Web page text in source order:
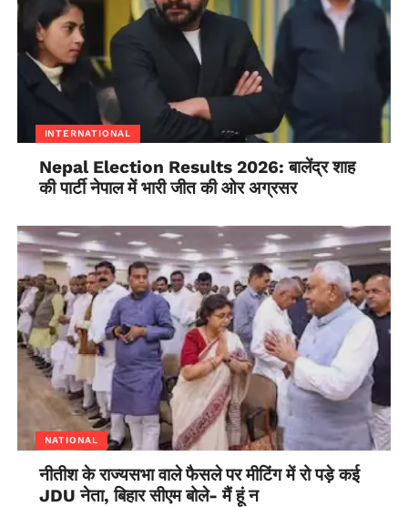
INTERNATIONAL
Nepal Election Results 2026: बालेंद्र शाह
की पार्टी नेपाल में भारी जीत की ओर अग्रसर
NATIONAL
नीतीश के राज्यसभा वाले फैसले पर मीटिंग में रो पड़े कई
JDU नेता, बिहार सीएम बोले- मैं हूं न